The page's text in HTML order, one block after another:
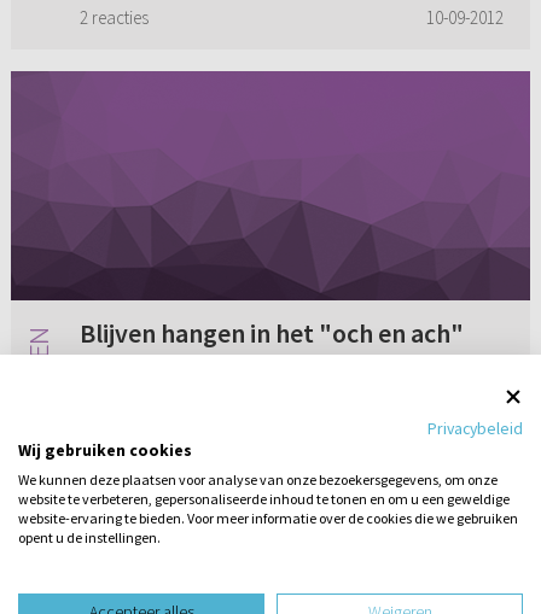
2 reacties 10-09-2012
Blijven hangen in het "och en ach"
levende geloof in Jezus in mijn omgeving en
krijg veel kritiek op mijn levensstijl. Mensen die
blijven hangen in het "o...
13 reacties 10-09-2010
design website dooreen vraag
Privacybeleid
Wij gebruiken cookies
We kunnen deze plaatsen voor analyse van onze bezoekersgegevens, om onze
website te verbeteren, gepersonaliseerde inhoud te tonen en om u een geweldige
website-ervaring te bieden. Voor meer informatie over de cookies die we gebruiken
opent u de instellingen.